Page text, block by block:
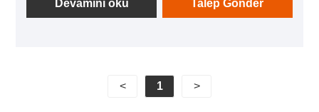
dayanıklı özelliklere sahiptir, bu da onu ter buhar
bir şekilde teşvik edebilir, metabolizmayı
hızlandırabilir, vücudu detoksifiye etmeye ve
Devamını oku Talep Gönder
< 1 >